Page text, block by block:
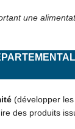
une
(développer
des produits